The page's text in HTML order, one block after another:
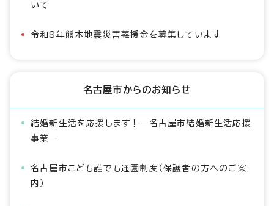
いて
令和8年熊本地震災害義援金を募集しています
名古屋市からのお知らせ
結婚新生活を応援します！―名古屋市結婚新生活応援
事業―
名古屋市こども誰でも通園制度（保護者の方へのご案
内）